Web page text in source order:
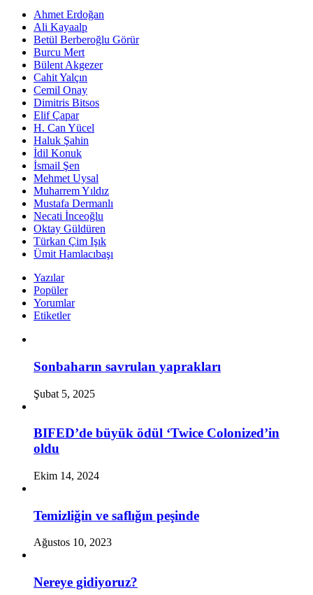
Ahmet Erdoğan
Ali Kayaalp
Betül Berberoğlu Görür
Burcu Mert
Bülent Akgezer
Cahit Yalçın
Cemil Onay
Dimitris Bitsos
Elif Çapar
H. Can Yücel
Haluk Şahin
İdil Konuk
İsmail Şen
Mehmet Uysal
Muharrem Yıldız
Mustafa Dermanlı
Necati İnceoğlu
Oktay Güldüren
Türkan Çim Işık
Ümit Hamlacıbaşı
Yazılar
Popüler
Yorumlar
Etiketler
Sonbaharın savrulan yaprakları
Şubat 5, 2025
BIFED’de büyük ödül ‘Twice Colonized’in
oldu
Ekim 14, 2024
Temizliğin ve saflığın peşinde
Ağustos 10, 2023
Nereye gidiyoruz?